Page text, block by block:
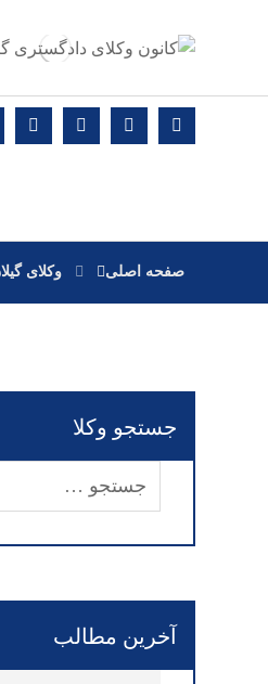
صفحه اصلی وکلای
جستجو وکلا
آخرین مطالب